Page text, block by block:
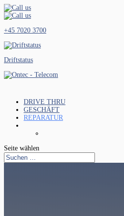
+45 7020 3700
Driftstatus
DRIVE THRU
GESCHÄFT
REPARATUR
Seite wählen